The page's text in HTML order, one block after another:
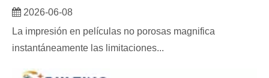
2026-06-08
La impresión en películas no porosas magnifica
instantáneamente las limitaciones...